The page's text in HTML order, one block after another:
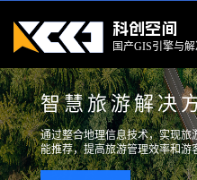
科创空间
国产GIS引擎与
智慧旅游解决
通过整合地理信息技术，实现旅
能推荐，提高旅游管理效率和游